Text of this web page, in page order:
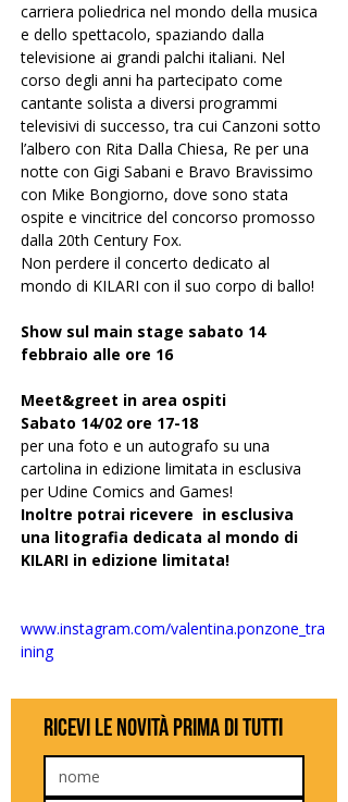
carriera poliedrica nel mondo della musica
e dello spettacolo, spaziando dalla
televisione ai grandi palchi italiani. Nel
corso degli anni ha partecipato come
cantante solista a diversi programmi
televisivi di successo, tra cui Canzoni sotto
l’albero con Rita Dalla Chiesa, Re per una
notte con Gigi Sabani e Bravo Bravissimo
con Mike Bongiorno, dove sono stata
ospite e vincitrice del concorso promosso
dalla 20th Century Fox.
Non perdere il concerto dedicato al
mondo di KILARI con il suo corpo di ballo!
Show sul main stage sabato 14
febbraio alle ore 16
Meet&greet in area ospiti
Sabato 14/02 ore 17-18
per una foto e un autografo su una
cartolina in edizione limitata in esclusiva
per Udine Comics and Games!
Inoltre potrai ricevere  in esclusiva
una litografia dedicata al mondo di
KILARI in edizione limitata!
www.instagram.com/valentina.ponzone_tra
ining
ricevi le novità prima di tutti